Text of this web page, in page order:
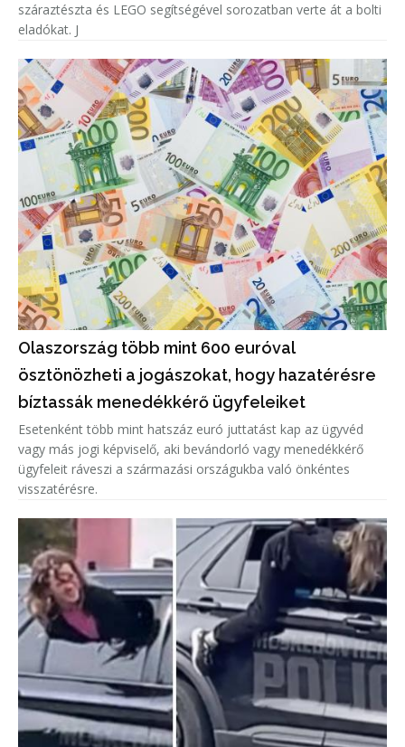
száraztészta és LEGO segítségével sorozatban verte át a bolti
eladókat. J
Olaszország több mint 600 euróval
ösztönözheti a jogászokat, hogy hazatérésre
bíztassák menedékkérő ügyfeleiket
Esetenként több mint hatszáz euró juttatást kap az ügyvéd
vagy más jogi képviselő, aki bevándorló vagy menedékkérő
ügyfeleit ráveszi a származási országukba való önkéntes
visszatérésre.